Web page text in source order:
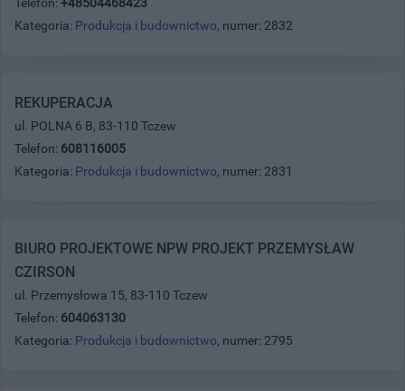
Kategoria: Produkcja i budownictwo, numer: 2832
REKUPERACJA
ul. POLNA 6 B, 83-110 Tczew
Telefon: 608116005
Kategoria: Produkcja i budownictwo, numer: 2831
BIURO PROJEKTOWE NPW PROJEKT PRZEMYSŁAW
CZIRSON
ul. Przemysłowa 15, 83-110 Tczew
Telefon: 604063130
Kategoria: Produkcja i budownictwo, numer: 2795